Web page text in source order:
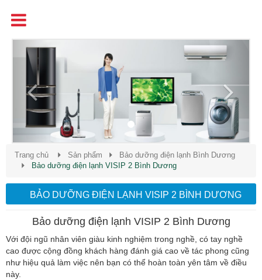
Previous
Trang chủ Sản phẩm
Bảo dưỡng điện lạnh Bình Dương
Bảo dưỡng điện lạnh VISIP 2 Bình Dương
BẢO DƯỠNG ĐIỆN LẠNH VISIP 2 BÌNH DƯƠNG
Bảo dưỡng điện lạnh VISIP 2 Bình Dương
Với đội ngũ nhân viên giàu kinh nghiệm trong nghề, có tay nghề
cao được cộng đồng khách hàng đánh giá cao về tác phong cũng
như hiệu quả làm việc nên bạn có thể hoàn toàn yên tâm về điều
này.